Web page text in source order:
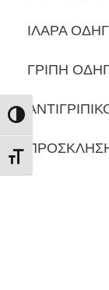
Εναλλαγή Υψηλής
Εναλλαγή
ΙΛΑΡΑ
ΓΡΙΠΗ